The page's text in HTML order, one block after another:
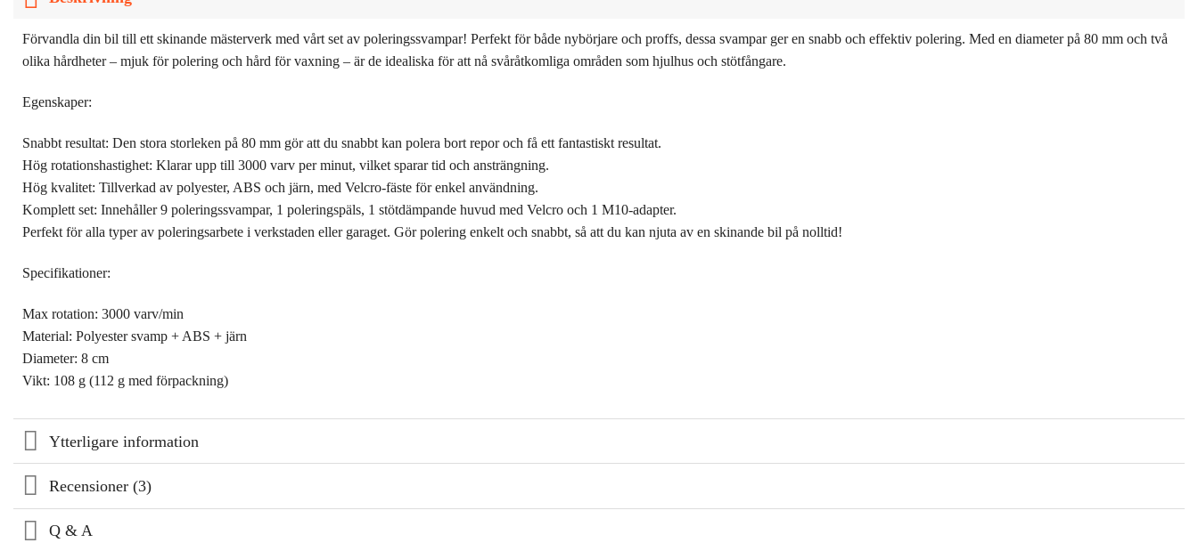
Förvandla din bil till ett skinande mästerverk med vårt set av poleringssvampar! Perfekt för både nybörjare och proffs, dessa svampar ger en snabb och effektiv polering. Med en diameter på 80 mm och två
olika hårdheter – mjuk för polering och hård för vaxning – är de idealiska för att nå svåråtkomliga områden som hjulhus och stötfångare.
Egenskaper:
Snabbt resultat: Den stora storleken på 80 mm gör att du snabbt kan polera bort repor och få ett fantastiskt resultat.
Hög rotationshastighet: Klarar upp till 3000 varv per minut, vilket sparar tid och ansträngning.
Hög kvalitet: Tillverkad av polyester, ABS och järn, med Velcro-fäste för enkel användning.
Komplett set: Innehåller 9 poleringssvampar, 1 poleringspäls, 1 stötdämpande huvud med Velcro och 1 M10-adapter.
Perfekt för alla typer av poleringsarbete i verkstaden eller garaget. Gör polering enkelt och snabbt, så att du kan njuta av en skinande bil på nolltid!
Specifikationer:
Max rotation: 3000 varv/min
Material: Polyester svamp + ABS + järn
Diameter: 8 cm
Vikt: 108 g (112 g med förpackning)
Ytterligare information
Recensioner (3)
Q & A